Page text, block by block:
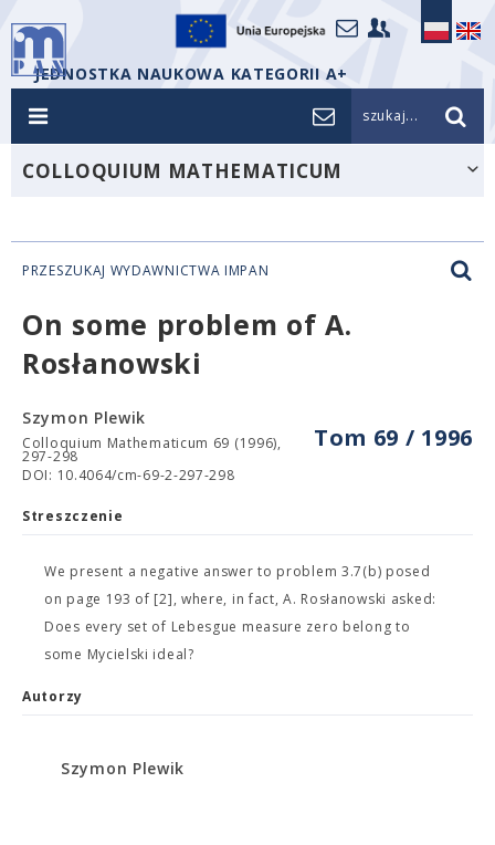
JEDNOSTKA NAUKOWA KATEGORII A+
szukaj...
COLLOQUIUM MATHEMATICUM
PRZESZUKAJ WYDAWNICTWA IMPAN
On some problem of A.
Rosłanowski
Tom 69 / 1996
Szymon Plewik
Colloquium Mathematicum 69 (1996),
297-298
DOI: 10.4064/cm-69-2-297-298
Streszczenie
We present a negative answer to problem 3.7(b) posed
on page 193 of [2], where, in fact, A. Rosłanowski asked:
Does every set of Lebesgue measure zero belong to
some Mycielski ideal?
Autorzy
Szymon Plewik